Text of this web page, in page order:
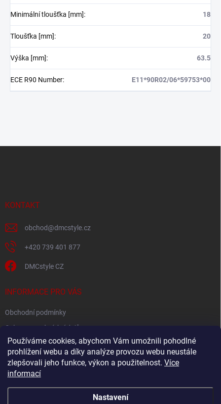
Používáme cookies, abychom Vám umožnili pohodlné
prohlížení webu a díky analýze provozu webu neustále
zlepšovali jeho funkce, výkon a použitelnost. Více
informací
Nastavení
Minimální tloušťka [mm]: 18
Tloušťka [mm]: 20
Výška [mm]: 63.5
ECE R90 Number: E11*90R02/06*59753*00
KONTAKT
obchod@dmcstyle.cz
+420 739 401 877
DMCstyle CZ
INFORMACE PRO VÁS
Obchodní podmínky
Ochrana osobních údajů
FACEBOOK